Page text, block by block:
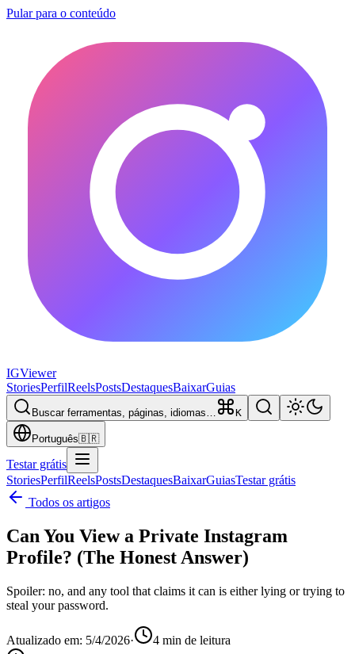
Pular para o conteúdo
IGViewer
StoriesPerfilReelsPostsDestaquesBaixarGuias
Buscar ferramentas, páginas, idiomas… K
Português🇧🇷
Testar grátis
StoriesPerfilReelsPostsDestaquesBaixarGuiasTestar grátis
Todos os artigos
Can You View a Private Instagram
Profile? (The Honest Answer)
Spoiler: no, and any tool that claims it can is either lying or trying to
steal your password.
Atualizado em: 5/4/2026· 4 min de leitura